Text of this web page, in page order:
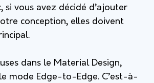
si vous avez décidé d’ajouter
conception, elles doivent
dans le Material Design,
mode Edge-to-Edge. C’est-à-